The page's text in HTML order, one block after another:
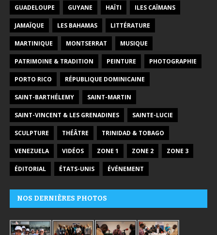
GUADELOUPE GUYANE HAÏTI ILES CAÏMANS
JAMAÏQUE LES BAHAMAS LITTÉRATURE
MARTINIQUE MONTSERRAT MUSIQUE
PATRIMOINE & TRADITION PEINTURE PHOTOGRAPHIE
PORTO RICO RÉPUBLIQUE DOMINICAINE
SAINT-BARTHÉLEMY SAINT-MARTIN
SAINT-VINCENT & LES GRENADINES SAINTE-LUCIE
SCULPTURE THÉÂTRE TRINIDAD & TOBAGO
VENEZUELA VIDÉOS ZONE 1 ZONE 2 ZONE 3
ÉDITORIAL ÉTATS-UNIS ÉVÉNEMENT
NOS DERNIÈRES PHOTOS